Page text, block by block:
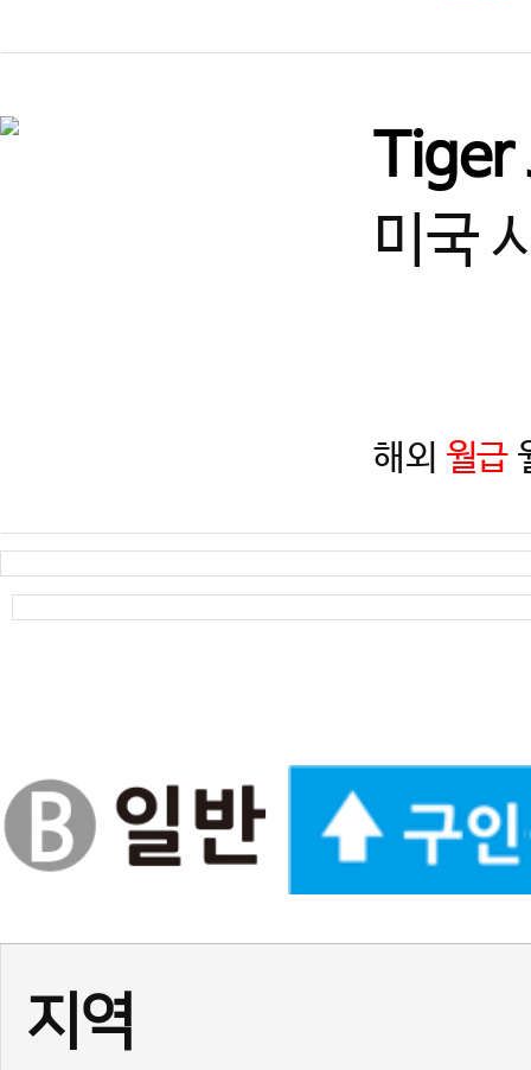
Tiger
미국
해외 월급
경기 즐겁게 일하고, 함께 성장
(급구) 정사범님, 보조사
(송파구)태권도 사범님
인천 인천 계양구 태권도 정사
위례 태권도 사범님 구인
경기 부천 소사 사범님(남) 채